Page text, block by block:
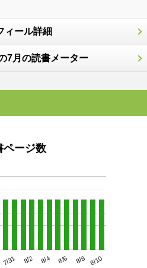
ィール詳細
7月の読書メーター
ページ数
7/31 8/2 8/4 8/6 8/8 8/10